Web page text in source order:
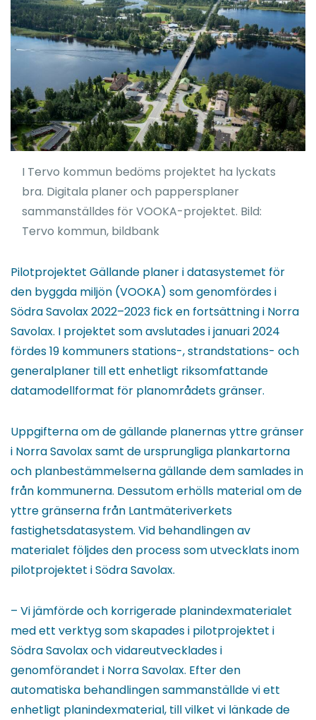
I Tervo kommun bedöms projektet ha lyckats
bra. Digitala planer och pappersplaner
sammanställdes för VOOKA-projektet. Bild:
Tervo kommun, bildbank
Pilotprojektet Gällande planer i datasystemet för
den byggda miljön (VOOKA) som genomfördes i
Södra Savolax 2022–2023 fick en fortsättning i Norra
Savolax. I projektet som avslutades i januari 2024
fördes 19 kommuners stations-, strandstations- och
generalplaner till ett enhetligt riksomfattande
datamodellformat för planområdets gränser.
Uppgifterna om de gällande planernas yttre gränser
i Norra Savolax samt de ursprungliga plankartorna
och planbestämmelserna gällande dem samlades in
från kommunerna. Dessutom erhölls material om de
yttre gränserna från Lantmäteriverkets
fastighetsdatasystem. Vid behandlingen av
materialet följdes den process som utvecklats inom
pilotprojektet i Södra Savolax.
– Vi jämförde och korrigerade planindexmaterialet
med ett verktyg som skapades i pilotprojektet i
Södra Savolax och vidareutvecklades i
genomförandet i Norra Savolax. Efter den
automatiska behandlingen sammanställde vi ett
enhetligt planindexmaterial, till vilket vi länkade de